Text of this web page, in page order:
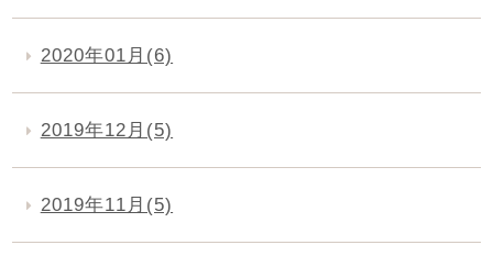
2020年01月(6)
2019年12月(5)
2019年11月(5)